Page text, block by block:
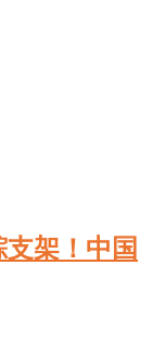
架！中国